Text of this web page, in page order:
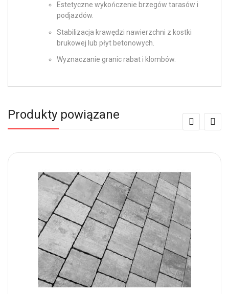
Estetyczne wykończenie brzegów tarasów i
podjazdów.
Stabilizacja krawędzi nawierzchni z kostki
brukowej lub płyt betonowych.
Wyznaczanie granic rabat i klombów.
Produkty powiązane